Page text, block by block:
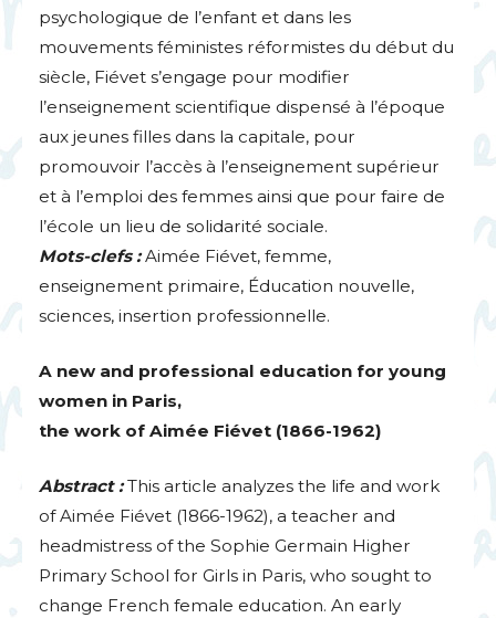
psychologique de l’enfant et dans les
mouvements féministes réformistes du début du
siècle, Fiévet s’engage pour modifier
l’enseignement scientifique dispensé à l’époque
aux jeunes filles dans la capitale, pour
promouvoir l’accès à l’enseignement supérieur
et à l’emploi des femmes ainsi que pour faire de
l’école un lieu de solidarité sociale.
Mots-clefs : Aimée Fiévet, femme,
enseignement primaire, Éducation nouvelle,
sciences, insertion professionnelle.
A new and professional education for young
women in Paris,
the work of Aimée Fiévet (1866-1962)
Abstract : This article analyzes the life and work
of Aimée Fiévet (1866-1962), a teacher and
headmistress of the Sophie Germain Higher
Primary School for Girls in Paris, who sought to
change French female education. An early